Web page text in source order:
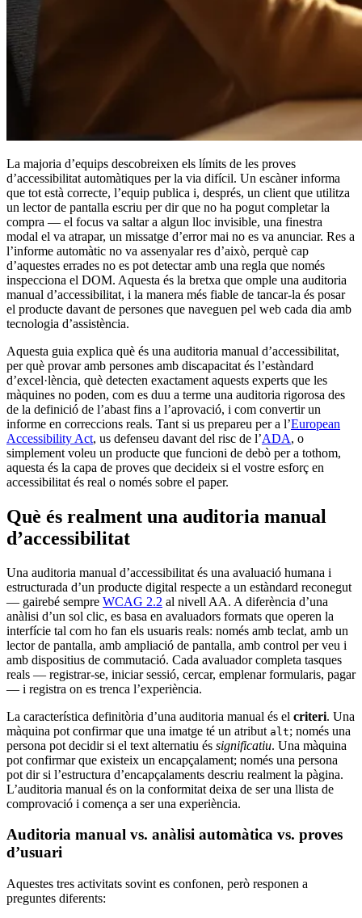
La majoria d’equips descobreixen els límits de les proves
d’accessibilitat automàtiques per la via difícil. Un escàner informa
que tot està correcte, l’equip publica i, després, un client que utilitza
un lector de pantalla escriu per dir que no ha pogut completar la
compra — el focus va saltar a algun lloc invisible, una finestra
modal el va atrapar, un missatge d’error mai no es va anunciar. Res a
l’informe automàtic no va assenyalar res d’això, perquè cap
d’aquestes errades no es pot detectar amb una regla que només
inspecciona el DOM. Aquesta és la bretxa que omple una auditoria
manual d’accessibilitat, i la manera més fiable de tancar-la és posar
el producte davant de persones que naveguen pel web cada dia amb
tecnologia d’assistència.
Aquesta guia explica què és una auditoria manual d’accessibilitat,
per què provar amb persones amb discapacitat és l’estàndard
d’excel·lència, què detecten exactament aquests experts que les
màquines no poden, com es duu a terme una auditoria rigorosa des
de la definició de l’abast fins a l’aprovació, i com convertir un
informe en correccions reals. Tant si us prepareu per a l’European
Accessibility Act, us defenseu davant del risc de l’ADA, o
simplement voleu un producte que funcioni de debò per a tothom,
aquesta és la capa de proves que decideix si el vostre esforç en
accessibilitat és real o només sobre el paper.
Què és realment una auditoria manual
d’accessibilitat
Una auditoria manual d’accessibilitat és una avaluació humana i
estructurada d’un producte digital respecte a un estàndard reconegut
— gairebé sempre WCAG 2.2 al nivell AA. A diferència d’una
anàlisi d’un sol clic, es basa en avaluadors formats que operen la
interfície tal com ho fan els usuaris reals: només amb teclat, amb un
lector de pantalla, amb ampliació de pantalla, amb control per veu i
amb dispositius de commutació. Cada avaluador completa tasques
reals — registrar-se, iniciar sessió, cercar, emplenar formularis, pagar
— i registra on es trenca l’experiència.
La característica definitòria d’una auditoria manual és el criteri. Una
màquina pot confirmar que una imatge té un atribut alt; només una
persona pot decidir si el text alternatiu és significatiu. Una màquina
pot confirmar que existeix un encapçalament; només una persona
pot dir si l’estructura d’encapçalaments descriu realment la pàgina.
L’auditoria manual és on la conformitat deixa de ser una llista de
comprovació i comença a ser una experiència.
Auditoria manual vs. anàlisi automàtica vs. proves
d’usuari
Aquestes tres activitats sovint es confonen, però responen a
preguntes diferents: